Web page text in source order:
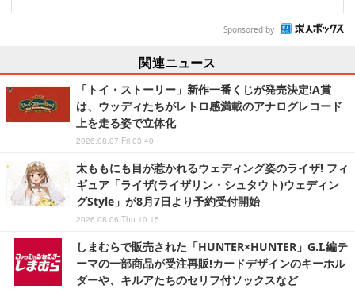
Sponsored by
関連ニュース
「トイ・ストーリー」新作一番くじが発売決定!A賞
は、ウッディたちがレトロ感満載のアナログレコード
上を走る姿で立体化
2026.08.07 Fri 03:40
太ももにも目が惹かれるウェディング姿のライザ! フィ
ギュア「ライザ(ライザリン・シュタウト)ウェディン
グStyle」が8月7日より予約受付開始
2026.08.06 Thu 10:15
しまむらで販売された「HUNTER×HUNTER」G.I.編テ
ーマの一部商品が受注再販!カードデザインのキーホル
ダーや、キルアたちのセリフ付ソックスなど